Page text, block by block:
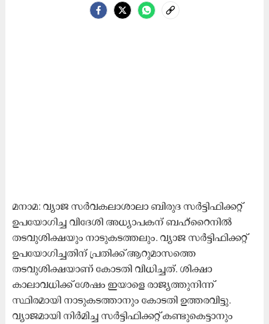
മനാമ: വ്യാജ സർവകലാശാലാ ബിരുദ സർട്ടിഫിക്കറ്റ്
ഉപയോഗിച്ച വിദേശി അധ്യാപകന് ബഹ്‌റൈനിൽ
തടവുശിക്ഷയും നാടുകടത്തലും. വ്യാജ സർട്ടിഫിക്കറ്റ്
ഉപയോഗിച്ചതിന് പ്രതിക്ക് ആറുമാസത്തെ
തടവുശിക്ഷയാണ് കോടതി വിധിച്ചത്. ശിക്ഷാ
കാലാവധിക്ക് ശേഷം ഇയാളെ രാജ്യത്തുനിന്ന്
സ്ഥിരമായി നാടുകടത്താനും കോടതി ഉത്തരവിട്ടു.
വ്യാജമായി നിർമിച്ച സർട്ടിഫിക്കറ്റ് കണ്ടുകെട്ടാനും